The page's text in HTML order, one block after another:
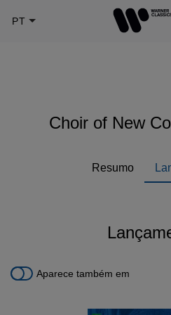
Choir of New
Resumo
Aparece também em